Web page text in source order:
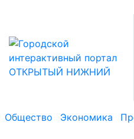
Общество Экономика